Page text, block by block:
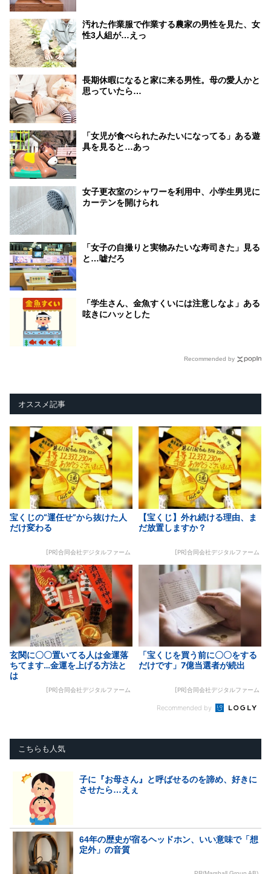
汚れた作業服で作業する農家の男性を見た、女
性3人組が…えっ
長期休暇になると家に来る男性。母の愛人かと
思っていたら…
「女児が食べられたみたいになってる」ある遊
具を見ると…あっ
女子更衣室のシャワーを利用中、小学生男児に
カーテンを開けられ
「女子の自撮りと実物みたいな寿司きた」見る
と…嘘だろ
「学生さん、金魚すくいには注意しなよ」ある
呟きにハッとした
Recommended by
オススメ記事
宝くじの“運任せ”から抜けた人
だけ変わる
[PR]合同会社デジタルファーム
【宝くじ】外れ続ける理由、ま
だ放置しますか？
[PR]合同会社デジタルファーム
玄関に〇〇置いてる人は金運落
ちてます…金運を上げる方法と
は
[PR]合同会社デジタルファーム
「宝くじを買う前に〇〇をする
だけです」7億当選者が続出
[PR]合同会社デジタルファーム
Recommended by
こちらも人気
子に『お母さん』と呼ばせるのを諦め、好きに
させたら…えぇ
64年の歴史が宿るヘッドホン、いい意味で「想
定外」の音質